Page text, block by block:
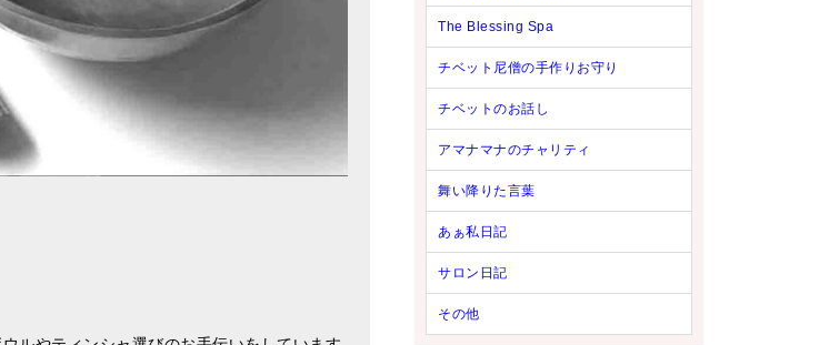
The Blessing Spa
チベット尼僧の手作りお守り
チベットのお話し
アマナマナのチャリティ
舞い降りた言葉
あぁ私日記
サロン日記
その他